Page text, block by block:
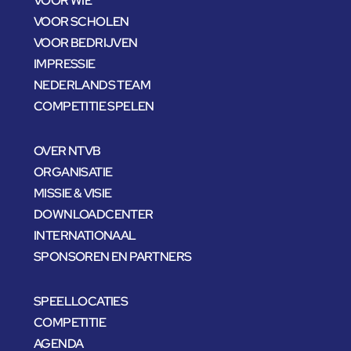
VOOR SCHOLEN
VOOR BEDRIJVEN
IMPRESSIE
NEDERLANDS TEAM
COMPETITIE SPELEN
OVER NTVB
ORGANISATIE
MISSIE & VISIE
DOWNLOADCENTER
INTERNATIONAAL
SPONSOREN EN PARTNERS
SPEELLOCATIES
COMPETITIE
AGENDA